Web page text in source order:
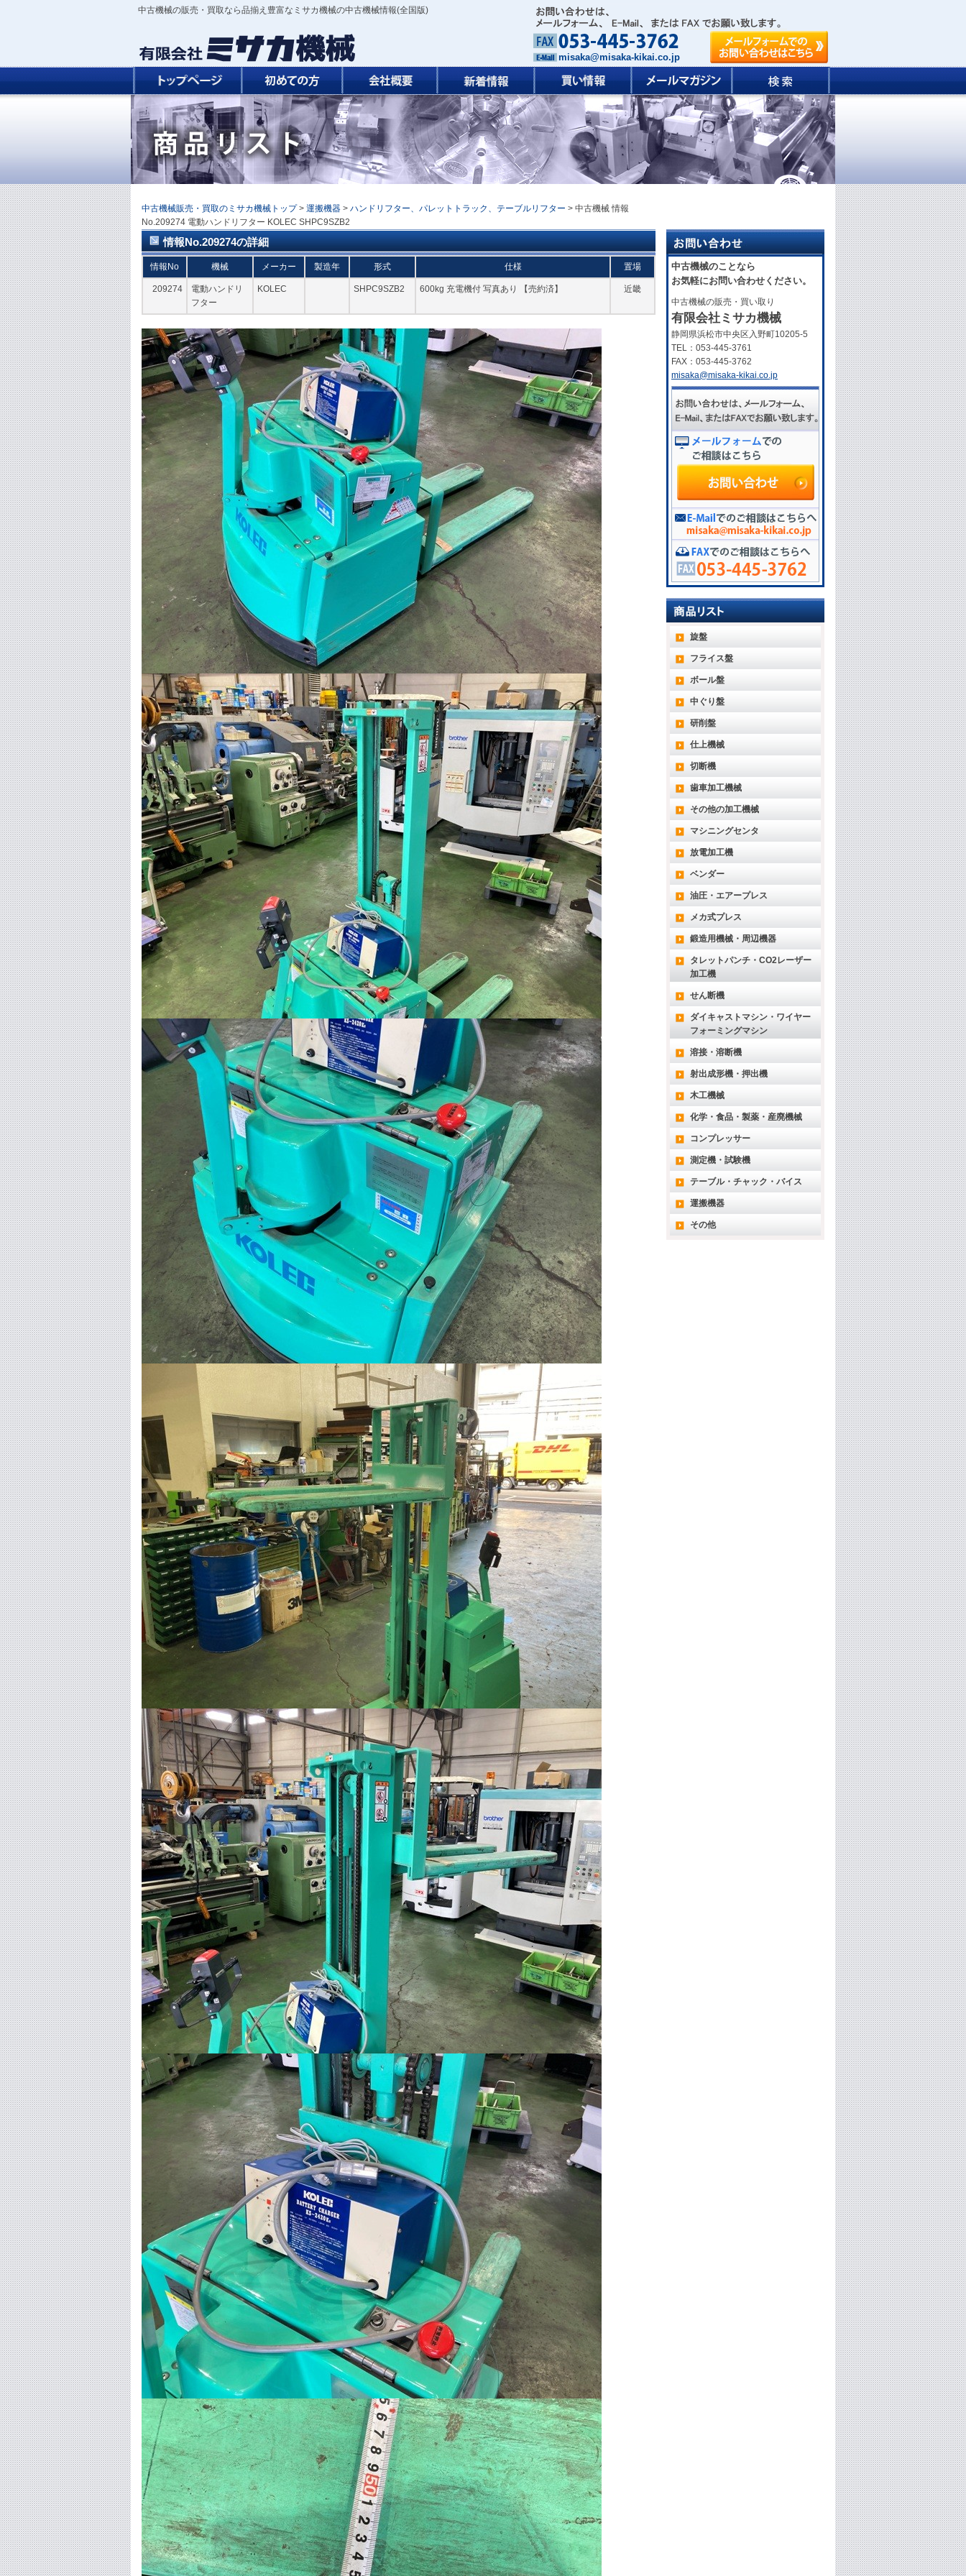
中古機械の販売・買取なら品揃え豊富なミサカ機械の中古機械情報(全国版)
misaka@misaka-kikai.co.jp
中古機械販売・買取のミサカ機械トップ > 運搬機器 > ハンドリフター、パレットトラック、テーブルリフター > 中古機械 情報
No.209274 電動ハンドリフター KOLEC SHPC9SZB2
情報No.209274の詳細
情報No 機械 メーカー 製造年 形式 仕様 置場
209274
電動ハンドリ
フター
KOLEC SHPC9SZB2 600kg 充電機付 写真あり 【売約済】 近畿
中古機械のことなら
お気軽にお問い合わせください。
中古機械の販売・買い取り
有限会社ミサカ機械
静岡県浜松市中央区入野町10205-5
TEL：053-445-3761
FAX：053-445-3762
misaka@misaka-kikai.co.jp
旋盤
フライス盤
ボール盤
中ぐり盤
研削盤
仕上機械
切断機
歯車加工機械
その他の加工機械
マシニングセンタ
放電加工機
ベンダー
油圧・エアープレス
メカ式プレス
鍛造用機械・周辺機器
タレットパンチ・CO2レーザー
加工機
せん断機
ダイキャストマシン・ワイヤー
フォーミングマシン
溶接・溶断機
射出成形機・押出機
木工機械
化学・食品・製薬・産廃機械
コンプレッサー
測定機・試験機
テーブル・チャック・バイス
運搬機器
その他